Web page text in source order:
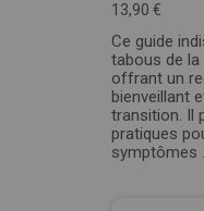
13,90 €
Ce guide
tabous de la
offrant un
bienveillant
transition. Il
pratiques
symptômes